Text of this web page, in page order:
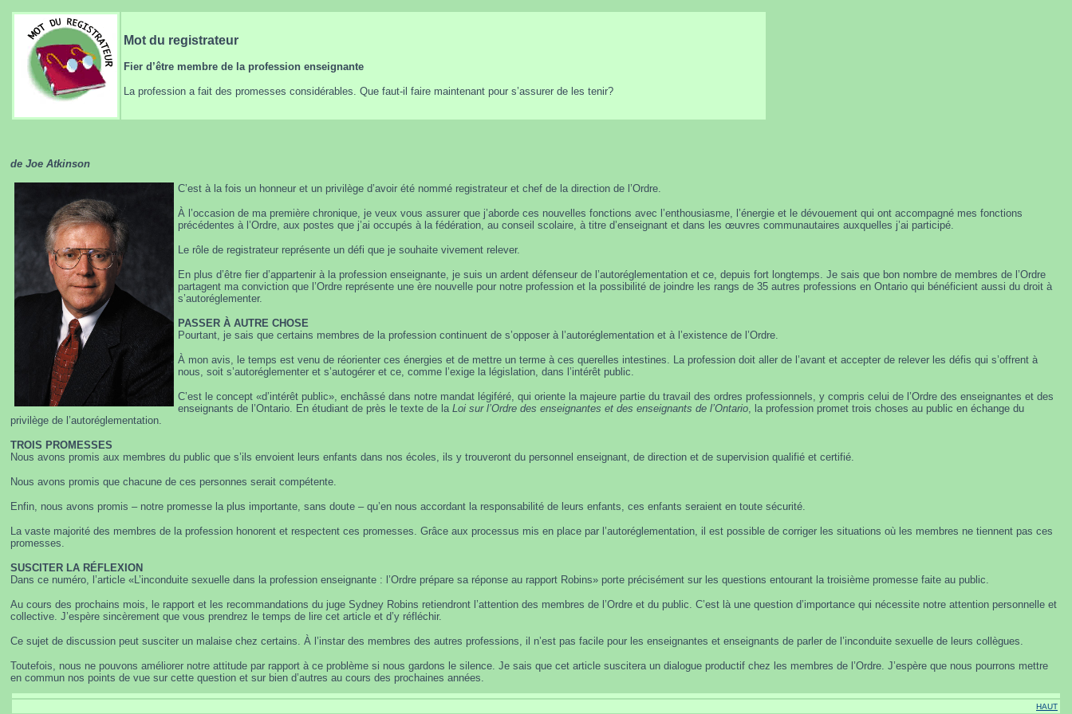
Mot du registrateur
Fier d’être membre de la profession enseignante
La profession a fait des promesses considérables. Que faut-il faire maintenant pour s’assurer de les tenir?
de Joe Atkinson
C’est à la fois un honneur et un privilège d’avoir été nommé registrateur et chef de la direction de l’Ordre.
À l’occasion de ma première chronique, je veux vous assurer que j’aborde ces nouvelles fonctions avec l’enthousiasme, l’énergie et le dévouement qui ont accompagné mes fonctions
précédentes à l’Ordre, aux postes que j’ai occupés à la fédération, au conseil scolaire, à titre d’enseignant et dans les œuvres communautaires auxquelles j’ai participé.
Le rôle de registrateur représente un défi que je souhaite vivement relever.
En plus d’être fier d’appartenir à la profession enseignante, je suis un ardent défenseur de l’autoréglementation et ce, depuis fort longtemps. Je sais que bon nombre de membres de l’Ordre
partagent ma conviction que l’Ordre représente une ère nouvelle pour notre profession et la possibilité de joindre les rangs de 35 autres professions en Ontario qui bénéficient aussi du droit à
s’autoréglementer.
PASSER À AUTRE CHOSE
Pourtant, je sais que certains membres de la profession continuent de s’opposer à l’autoréglementation et à l’existence de l’Ordre.
À mon avis, le temps est venu de réorienter ces énergies et de mettre un terme à ces querelles intestines. La profession doit aller de l’avant et accepter de relever les défis qui s’offrent à
nous, soit s’autoréglementer et s’autogérer et ce, comme l’exige la législation, dans l’intérêt public.
C’est le concept «d’intérêt public», enchâssé dans notre mandat légiféré, qui oriente la majeure partie du travail des ordres professionnels, y compris celui de l’Ordre des enseignantes et des
enseignants de l’Ontario. En étudiant de près le texte de la Loi sur l’Ordre des enseignantes et des enseignants de l’Ontario, la profession promet trois choses au public en échange du
privilège de l’autoréglementation.
TROIS PROMESSES
Nous avons promis aux membres du public que s’ils envoient leurs enfants dans nos écoles, ils y trouveront du personnel enseignant, de direction et de supervision qualifié et certifié.
Nous avons promis que chacune de ces personnes serait compétente.
Enfin, nous avons promis – notre promesse la plus importante, sans doute – qu’en nous accordant la responsabilité de leurs enfants, ces enfants seraient en toute sécurité.
La vaste majorité des membres de la profession honorent et respectent ces promesses. Grâce aux processus mis en place par l’autoréglementation, il est possible de corriger les situations où les membres ne tiennent pas ces
promesses.
SUSCITER LA RÉFLEXION
Dans ce numéro, l’article «L’inconduite sexuelle dans la profession enseignante : l’Ordre prépare sa réponse au rapport Robins» porte précisément sur les questions entourant la troisième promesse faite au public.
Au cours des prochains mois, le rapport et les recommandations du juge Sydney Robins retiendront l’attention des membres de l’Ordre et du public. C’est là une question d’importance qui nécessite notre attention personnelle et
collective. J’espère sincèrement que vous prendrez le temps de lire cet article et d’y réfléchir.
Ce sujet de discussion peut susciter un malaise chez certains. À l’instar des membres des autres professions, il n’est pas facile pour les enseignantes et enseignants de parler de l’inconduite sexuelle de leurs collègues.
Toutefois, nous ne pouvons améliorer notre attitude par rapport à ce problème si nous gardons le silence. Je sais que cet article suscitera un dialogue productif chez les membres de l’Ordre. J’espère que nous pourrons mettre
en commun nos points de vue sur cette question et sur bien d’autres au cours des prochaines années.
HAUT